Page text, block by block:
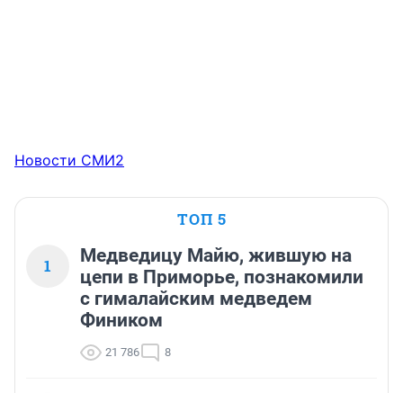
Новости СМИ2
ТОП 5
1
Медведицу Майю, жившую на
цепи в Приморье, познакомили
с гималайским медведем
Фиником
21 786 8